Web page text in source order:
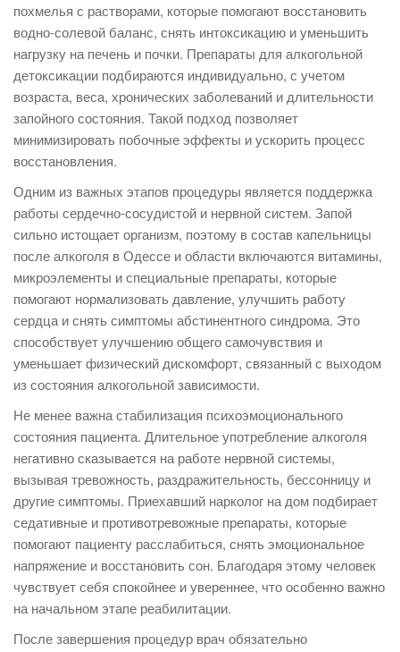
похмелья с растворами, которые помогают восстановить
водно-солевой баланс, снять интоксикацию и уменьшить
нагрузку на печень и почки. Препараты для алкогольной
детоксикации подбираются индивидуально, с учетом
возраста, веса, хронических заболеваний и длительности
запойного состояния. Такой подход позволяет
минимизировать побочные эффекты и ускорить процесс
восстановления.
Одним из важных этапов процедуры является поддержка
работы сердечно-сосудистой и нервной систем. Запой
сильно истощает организм, поэтому в состав капельницы
после алкоголя в Одессе и области включаются витамины,
микроэлементы и специальные препараты, которые
помогают нормализовать давление, улучшить работу
сердца и снять симптомы абстинентного синдрома. Это
способствует улучшению общего самочувствия и
уменьшает физический дискомфорт, связанный с выходом
из состояния алкогольной зависимости.
Не менее важна стабилизация психоэмоционального
состояния пациента. Длительное употребление алкоголя
негативно сказывается на работе нервной системы,
вызывая тревожность, раздражительность, бессонницу и
другие симптомы. Приехавший нарколог на дом подбирает
седативные и противотревожные препараты, которые
помогают пациенту расслабиться, снять эмоциональное
напряжение и восстановить сон. Благодаря этому человек
чувствует себя спокойнее и увереннее, что особенно важно
на начальном этапе реабилитации.
После завершения процедур врач обязательно